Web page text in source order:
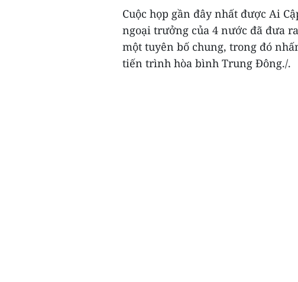
Cuộc họp gần đây nhất được Ai
ngoại trưởng của 4 nước đã đưa
một tuyên bố chung, trong đó
tiến trình hòa bình Trung Đông./.